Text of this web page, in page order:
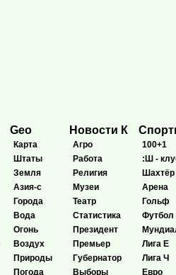
Geo
Карта
Штаты
Земля
Азия-с
Города
Вода
Огонь
Воздух
Природы
Погода
Новости К
Агро
Работа
Религия
Музеи
Театр
Статистика
Президент
Премьер
Губернатор
Выборы
100+1
:Ш -
Шахтёр
Арена
Гольф
Футбол
Лига Е
Лига Ч
Евро